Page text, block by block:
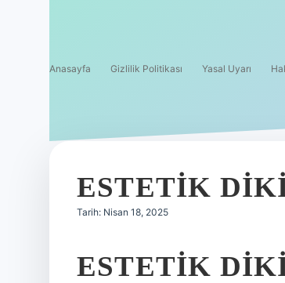
Anasayfa Gizlilik Politikası Yasal Uyarı
ESTETIK
Tarih: Nisan 18, 2025
ESTETIK